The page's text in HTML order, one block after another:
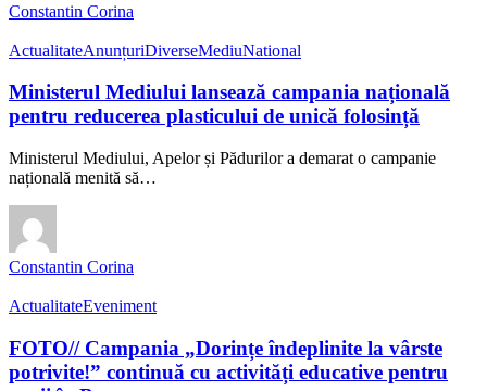
Constantin Corina
ActualitateAnunțuriDiverseMediuNational
Ministerul Mediului lansează campania națională
pentru reducerea plasticului de unică folosință
Ministerul Mediului, Apelor și Pădurilor a demarat o campanie
națională menită să…
Constantin Corina
ActualitateEveniment
FOTO// Campania „Dorințe îndeplinite la vârste
potrivite!” continuă cu activități educative pentru